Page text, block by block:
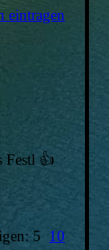
eintragen
Festl 👍
5 10